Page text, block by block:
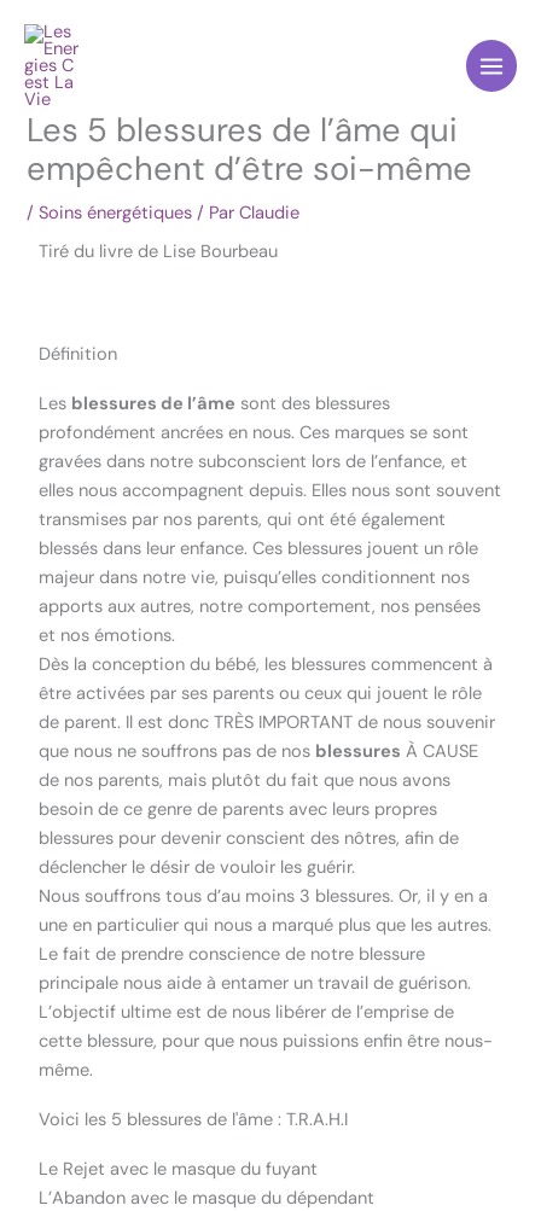
contenu
Les 5 blessures de l’âme qui
empêchent d’être soi-même
/Soins énergétiques / ParClaudie
Tiré du livre de Lise Bourbeau
Définition
Les blessures de l’âme sont des blessures
profondément ancrées en nous. Ces marques se sont
gravées dans notre subconscient lors de l’enfance, et
elles nous accompagnent depuis. Elles nous sont souvent
transmises par nos parents, qui ont été également
blessés dans leur enfance. Ces blessures jouent un rôle
majeur dans notre vie, puisqu’elles conditionnent nos
apports aux autres, notre comportement, nos pensées
et nos émotions.
Dès la conception du bébé, les blessures commencent à
être activées par ses parents ou ceux qui jouent le rôle
de parent. Il est donc TRÈS IMPORTANT de nous souvenir
que nous ne souffrons pas de nos blessures À CAUSE
de nos parents, mais plutôt du fait que nous avons
besoin de ce genre de parents avec leurs propres
blessures pour devenir conscient des nôtres, afin de
déclencher le désir de vouloir les guérir.
Nous souffrons tous d’au moins 3 blessures. Or, il y en a
une en particulier qui nous a marqué plus que les autres.
Le fait de prendre conscience de notre blessure
principale nous aide à entamer un travail de guérison.
L’objectif ultime est de nous libérer de l’emprise de
cette blessure, pour que nous puissions enfin être nous-
même.
Voici les 5 blessures de l'âme : T.R.A.H.I
Le Rejet avec le masque du fuyant
L’Abandon avec le masque du dépendant